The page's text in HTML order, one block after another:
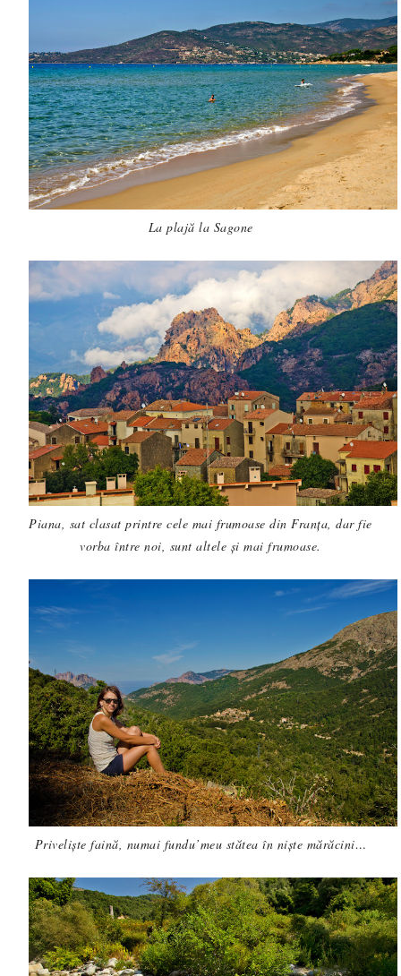
La plajă la Sagone
Piana, sat clasat printre cele mai frumoase din Franța, dar fie
vorba între noi, sunt altele și mai frumoase.
Priveliște faină, numai fundu’meu stătea în niște mărăcini…